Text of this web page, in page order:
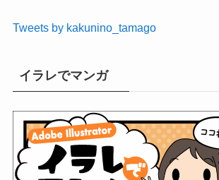
Tweets by kakunino_tamago
イラレでマンガ